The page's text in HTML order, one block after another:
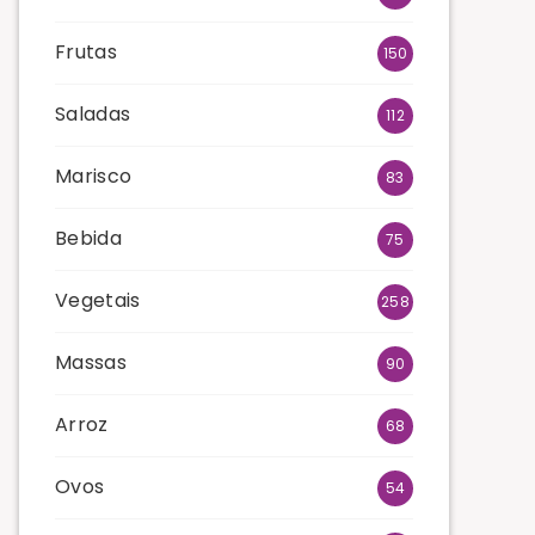
Frutas 150
Saladas 112
Marisco 83
Bebida 75
Vegetais 258
Massas 90
Arroz 68
Ovos 54